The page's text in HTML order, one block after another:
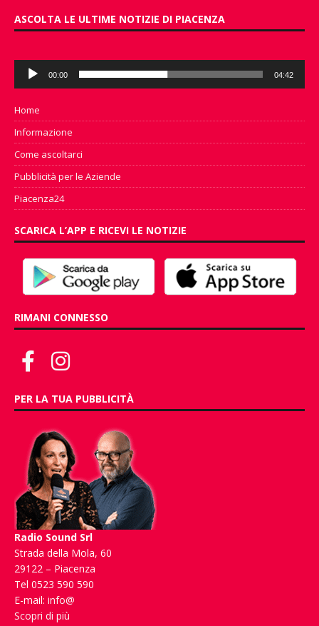
ASCOLTA LE ULTIME NOTIZIE DI PIACENZA
Audio
Player
00:00 04:42
Home
Informazione
Come ascoltarci
Pubblicità per le Aziende
Piacenza24
SCARICA L’APP E RICEVI LE NOTIZIE
RIMANI CONNESSO
PER LA TUA PUBBLICITÀ
Radio Sound Srl
Strada della Mola, 60
29122 – Piacenza
Tel 0523 590 590
E-mail: info@
Scopri di più